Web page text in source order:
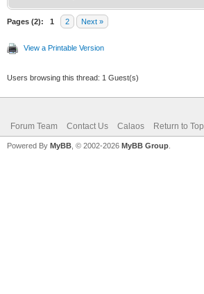
Pages (2): 1 2 Next »
View a Printable Version
Users browsing this thread: 1 Guest(s)
Forum Team Contact Us Calaos Return to Top
Powered By MyBB , © 2002-2026 MyBB Group